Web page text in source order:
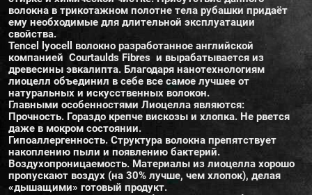
волокна в трикотажном полотне тела рубашки придаёт
ему необходимые для длительной эксплуатации
свойства.
Tencel lyocell волокно разработанное английской
компанией Courtaulds Fibres и вырабатывается из
древесины эвкалипта. Благодаря нанотехнологиям
лиоцелл объединил в себе все самое лучшее от
натуральных и искусственных волокон.
Главными особенностями Лиоцелла являются:
Прочность. Гораздо крепче вискозы и хлопка. Не рвется
даже в мокром состоянии.
Гипоаллергенность. Структура волокна препятствует
накоплению пыли и появлению бактерий.
Воздухопроницаемость. Материалы из лиоцелла хорошо
пропускают воздух (на 30% лучше, чем хлопок), делая
«дышащими» готовый продукт.